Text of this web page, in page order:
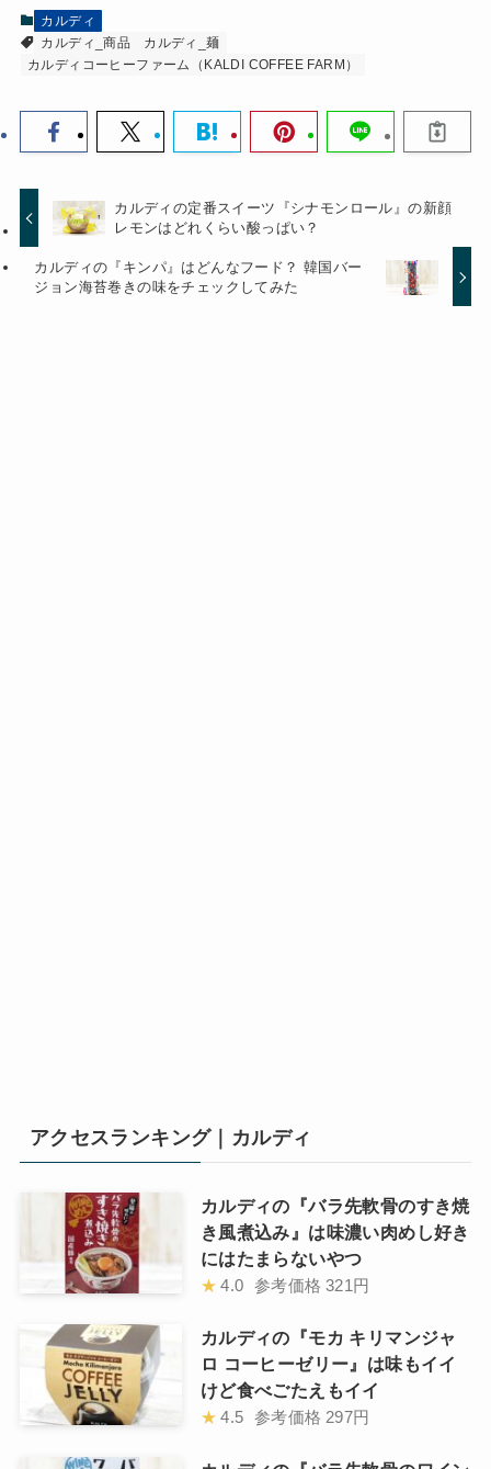
カルディ
カルディ_商品
カルディ_麺
カルディコーヒーファーム（KALDI COFFEE FARM）
カルディの定番スイーツ『シナモンロール』の新顔
レモンはどれくらい酸っぱい？
カルディの『キンパ』はどんなフード？ 韓国バー
ジョン海苔巻きの味をチェックしてみた
アクセスランキング｜カルディ
カルディの『バラ先軟骨のすき焼
き風煮込み』は味濃い肉めし好き
にはたまらないやつ
★ 4.0 参考価格 321円
カルディの『モカ キリマンジャ
ロ コーヒーゼリー』は味もイイ
けど食べごたえもイイ
★ 4.5 参考価格 297円